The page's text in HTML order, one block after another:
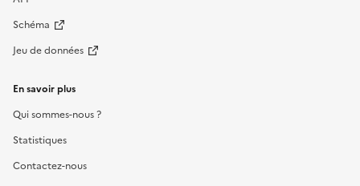
Schéma
Jeu de données
En savoir plus
Qui sommes-nous ?
Statistiques
Contactez-nous